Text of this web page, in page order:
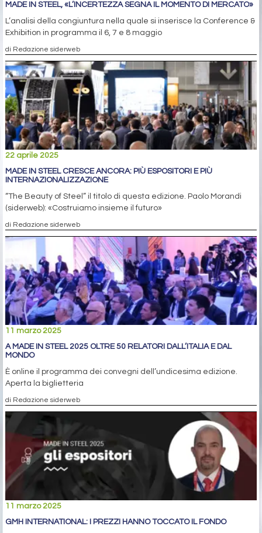
MADE IN STEEL, «L’INCERTEZZA SEGNA IL MOMENTO DI MERCATO»
L’analisi della congiuntura nella quale si inserisce la Conference &
Exhibition in programma il 6, 7 e 8 maggio
di Redazione siderweb
22 aprile 2025
MADE IN STEEL CRESCE ANCORA: PIÙ ESPOSITORI E PIÙ
INTERNAZIONALIZZAZIONE
“The Beauty of Steel” il titolo di questa edizione. Paolo Morandi
(siderweb): «Costruiamo insieme il futuro»
di Redazione siderweb
11 marzo 2025
A MADE IN STEEL 2025 OLTRE 50 RELATORI DALL’ITALIA E DAL
MONDO
È online il programma dei convegni dell’undicesima edizione.
Aperta la biglietteria
di Redazione siderweb
11 marzo 2025
GMH INTERNATIONAL: I PREZZI HANNO TOCCATO IL FONDO